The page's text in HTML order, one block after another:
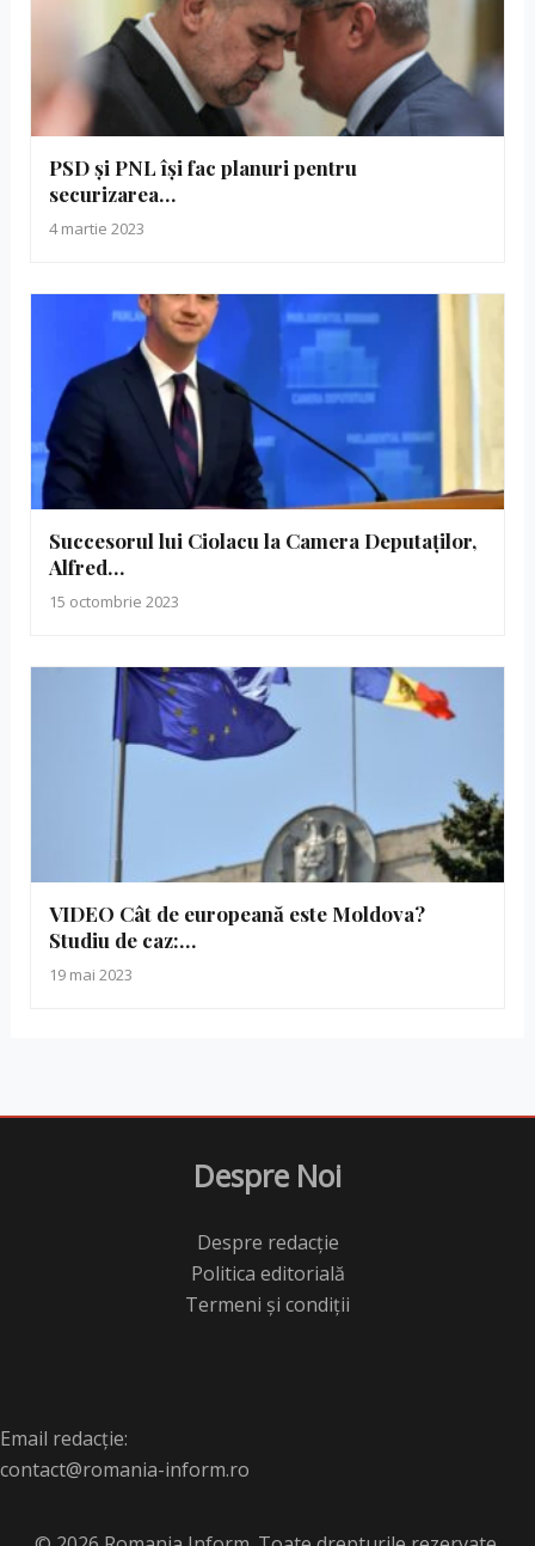
PSD și PNL își fac planuri pentru
securizarea…
4 martie 2023
Succesorul lui Ciolacu la Camera Deputaților,
Alfred…
15 octombrie 2023
VIDEO Cât de europeană este Moldova?
Studiu de caz:…
19 mai 2023
Despre Noi
Despre redacție
Politica editorială
Termeni și condiții
Email redacție:
contact@romania-inform.ro